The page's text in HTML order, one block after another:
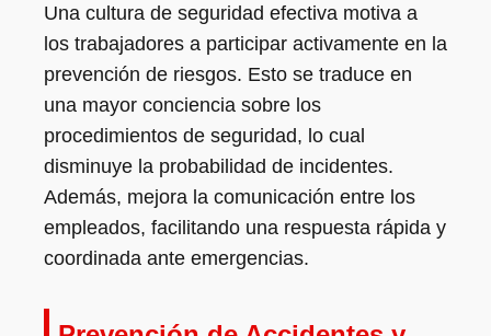
Una cultura de seguridad efectiva motiva a
los trabajadores a participar activamente en la
prevención de riesgos. Esto se traduce en
una mayor conciencia sobre los
procedimientos de seguridad, lo cual
disminuye la probabilidad de incidentes.
Además, mejora la comunicación entre los
empleados, facilitando una respuesta rápida y
coordinada ante emergencias.